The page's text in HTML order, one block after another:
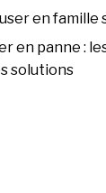
en famille
en panne :
solutions